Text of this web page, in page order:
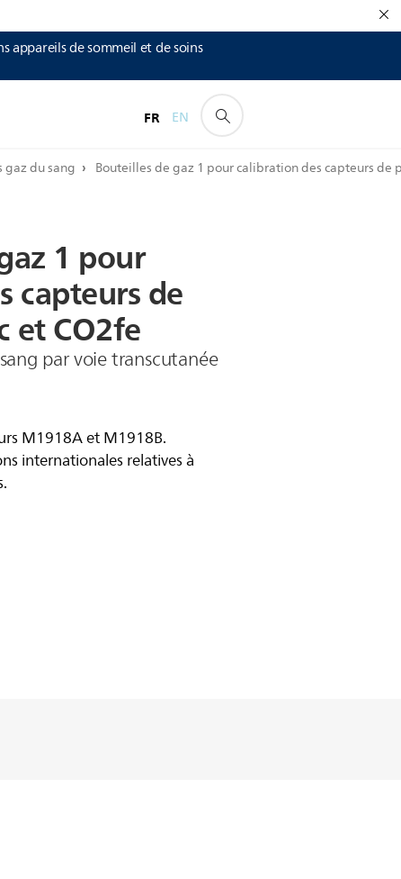
appareils de sommeil et de soins
FR EN
gaz du sang Bouteilles de gaz 1 pour calibration des capteurs de
1 pour
capteursde
etCO2fe
par voie transcutanée
M1918A et M1918B.
internationales relatives à